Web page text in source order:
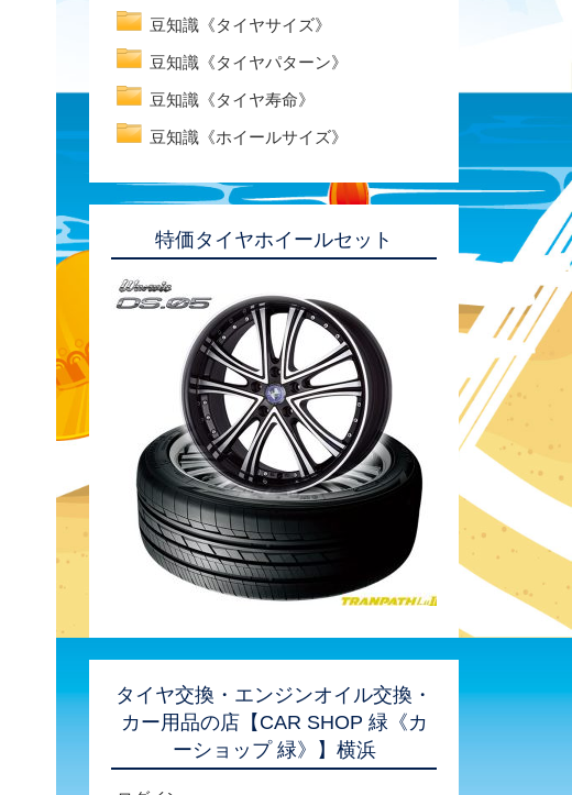
豆知識《タイヤサイズ》
豆知識《タイヤパターン》
豆知識《タイヤ寿命》
豆知識《ホイールサイズ》
特価タイヤホイールセット
タイヤ交換・エンジンオイル交換・
カー用品の店【CAR SHOP 緑《カ
ーショップ 緑》】横浜